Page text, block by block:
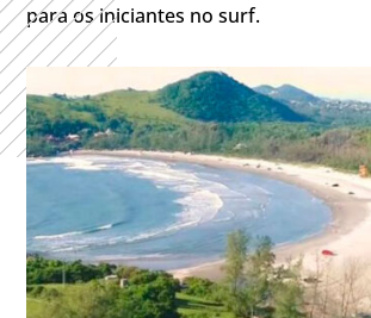
para os iniciantes no surf.